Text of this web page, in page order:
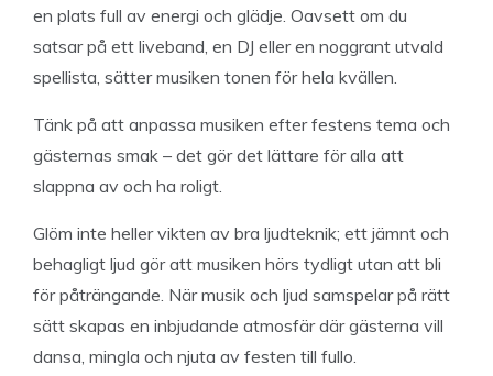
en plats full av energi och glädje. Oavsett om du
satsar på ett liveband, en DJ eller en noggrant utvald
spellista, sätter musiken tonen för hela kvällen.
Tänk på att anpassa musiken efter festens tema och
gästernas smak – det gör det lättare för alla att
slappna av och ha roligt.
Glöm inte heller vikten av bra ljudteknik; ett jämnt och
behagligt ljud gör att musiken hörs tydligt utan att bli
för påträngande. När musik och ljud samspelar på rätt
sätt skapas en inbjudande atmosfär där gästerna vill
dansa, mingla och njuta av festen till fullo.